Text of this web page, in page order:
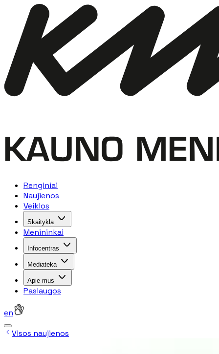
Renginiai
Naujienos
Veiklos
Skaitykla
Menininkai
Infocentras
Mediateka
Apie mus
Paslaugos
en
Visos naujienos